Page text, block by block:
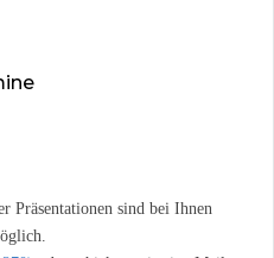
Präsentationen sind bei Ihnen